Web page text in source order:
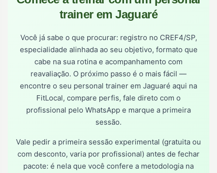
trainer em Jaguaré
Você já sabe o que procurar: registro no CREF4/SP,
especialidade alinhada ao seu objetivo, formato que
cabe na sua rotina e acompanhamento com
reavaliação. O próximo passo é o mais fácil —
encontre o seu personal trainer em Jaguaré aqui na
FitLocal, compare perfis, fale direto com o
profissional pelo WhatsApp e marque a primeira
sessão.
Vale pedir a primeira sessão experimental (gratuita ou
com desconto, varia por profissional) antes de fechar
pacote: é nela que você confere a metodologia na